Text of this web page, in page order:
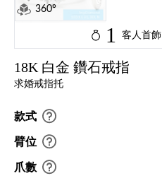
360°
1 客人首飾
18K 白金 鑽石戒指
求婚戒指托
款式
臂位
爪數